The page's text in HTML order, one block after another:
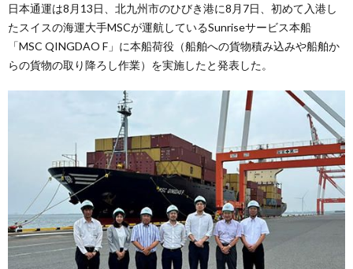
日本通運は8月13日、北九州市のひびき港に8月7日、初めて入港し
たスイスの海運大手MSCが運航しているSunriseサービス本船
「MSC QINGDAO F」に本船荷役（船舶への貨物積み込みや船舶か
らの貨物の取り降ろし作業）を実施したと発表した。